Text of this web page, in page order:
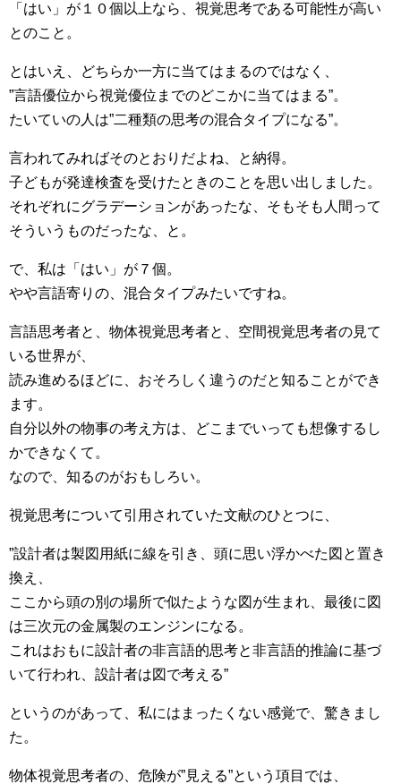
「はい」が１０個以上なら、視覚思考である可能性が高い
とのこと。
とはいえ、どちらか一方に当てはまるのではなく、
”言語優位から視覚優位までのどこかに当てはまる”。
たいていの人は”二種類の思考の混合タイプになる”。
言われてみればそのとおりだよね、と納得。
子どもが発達検査を受けたときのことを思い出しました。
それぞれにグラデーションがあったな、そもそも人間って
そういうものだったな、と。
で、私は「はい」が７個。
やや言語寄りの、混合タイプみたいですね。
言語思考者と、物体視覚思考者と、空間視覚思考者の見て
いる世界が、
読み進めるほどに、おそろしく違うのだと知ることができ
ます。
自分以外の物事の考え方は、どこまでいっても想像するし
かできなくて。
なので、知るのがおもしろい。
視覚思考について引用されていた文献のひとつに、
”設計者は製図用紙に線を引き、頭に思い浮かべた図と置き
換え、
ここから頭の別の場所で似たような図が生まれ、最後に図
は三次元の金属製のエンジンになる。
これはおもに設計者の非言語的思考と非言語的推論に基づ
いて行われ、設計者は図で考える”
というのがあって、私にはまったくない感覚で、驚きまし
た。
物体視覚思考者の、危険が”見える”という項目では、